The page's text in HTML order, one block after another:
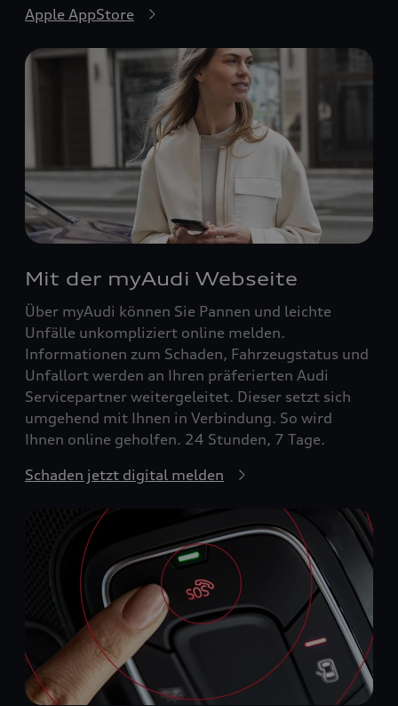
Apple AppStore
Mit der myAudi Webseite
Über myAudi können Sie Pannen und leichte
Unfälle unkompliziert online melden.
Informationen zum Schaden, Fahrzeugstatus und
Unfallort werden an Ihren präferierten Audi
Servicepartner weitergeleitet. Dieser setzt sich
umgehend mit Ihnen in Verbindung. So wird
Ihnen online geholfen. 24 Stunden, 7 Tage.
Schaden jetzt digital melden